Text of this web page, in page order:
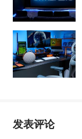
发表评论